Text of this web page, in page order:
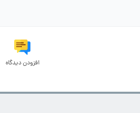
افزودن دیدگاه